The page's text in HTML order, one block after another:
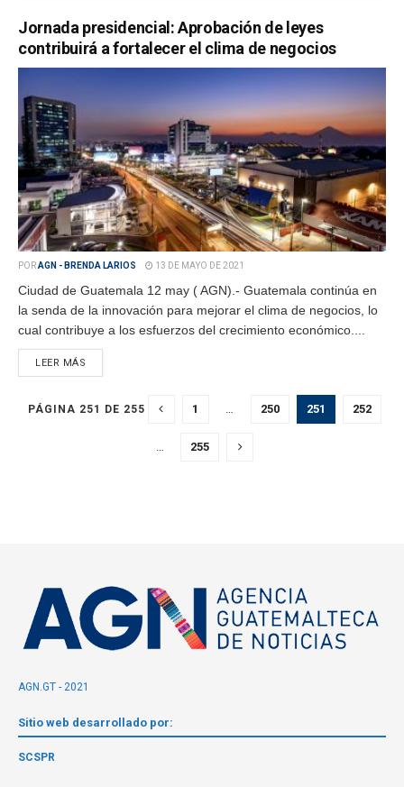
Jornada presidencial: Aprobación de leyes
contribuirá a fortalecer el clima de negocios
PORAGN - BRENDA LARIOS 13 DE MAYO DE 2021
Ciudad de Guatemala 12 may ( AGN).- Guatemala continúa en
la senda de la innovación para mejorar el clima de negocios, lo
cual contribuye a los esfuerzos del crecimiento económico....
LEER MÁS
PÁGINA 251 DE 255 1 … 250 251 252
… 255
AGN.GT - 2021
Sitio web desarrollado por:
SCSPR